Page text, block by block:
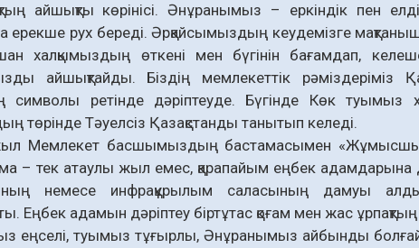
айшықты көрінісі. Әнұранымыз – еркіндік пен
ерекше рух береді. Әрқайсымыздың кеудемізге
халқымыздың өткені мен бүгінін бағамдап,
айшықтайды. Біздің мемлекеттік рәміздеріміз
символы ретінде дәріптеуде. Бүгінде Көк туымыз
төрінде Тәуелсіз Қазақстанды танытып келеді.
Мемлекет басшымыздың бастамасымен
– тек атаулы жыл емес, қарапайым еңбек адамдарына
немесе инфрақұрылым саласының дамуы
Еңбек адамын дәріптеу біртұтас қоғам мен жас
еңселі, туымыз тұғырлы, Әнұранымыз айбынды